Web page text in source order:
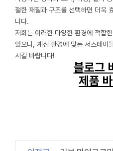
절한 재질과 구조를 선택하면 더욱
니다.
저희는 이러한 다양한 환경에 적합
있으니, 계신 환경에 맞는 서스테이
시길 바랍니다!
블로그
제품